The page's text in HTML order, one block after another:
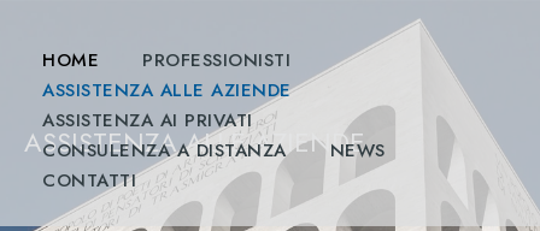
HOME
PROFESSIONISTI
ASSISTENZA ALLE AZIENDE
ASSISTENZA AI PRIVATI
CONSULENZA A DISTANZA
NEWS
CONTATTI
ASSISTENZA ALLE AZIENDE